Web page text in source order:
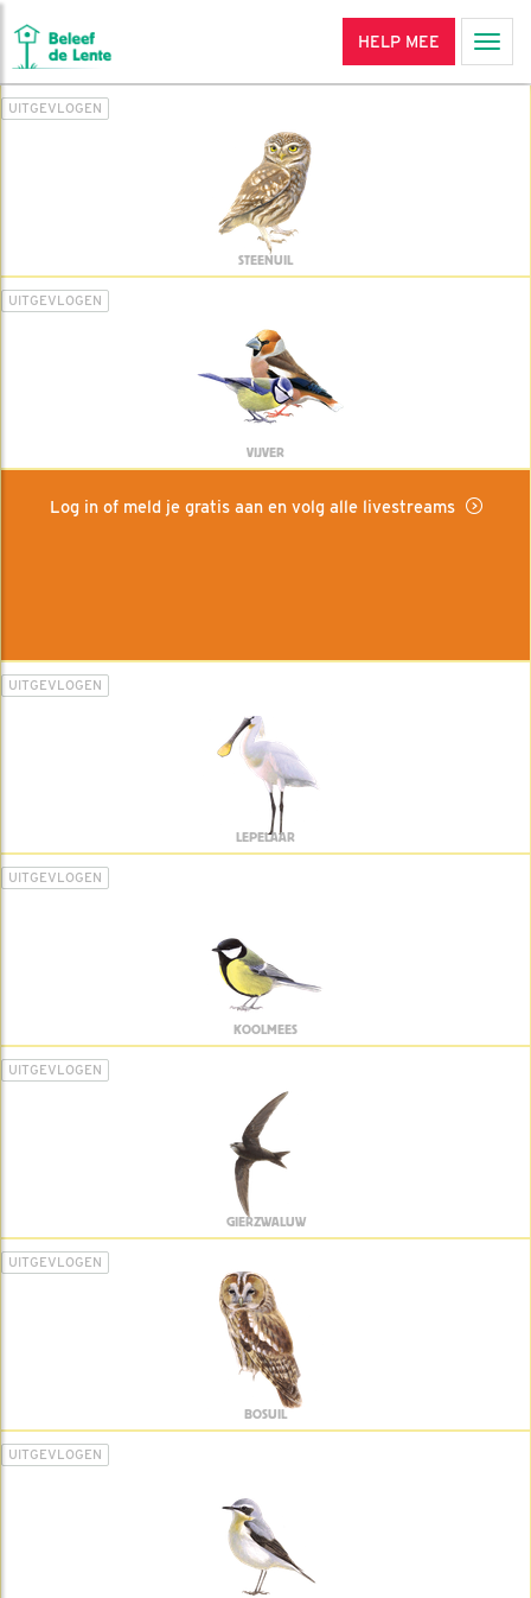
HELP MEE
UITGEVLOGEN
STEENUIL
UITGEVLOGEN
VIJVER
Log in of meld je gratis aan en volg alle livestreams
UITGEVLOGEN
LEPELAAR
UITGEVLOGEN
KOOLMEES
UITGEVLOGEN
GIERZWALUW
UITGEVLOGEN
BOSUIL
UITGEVLOGEN